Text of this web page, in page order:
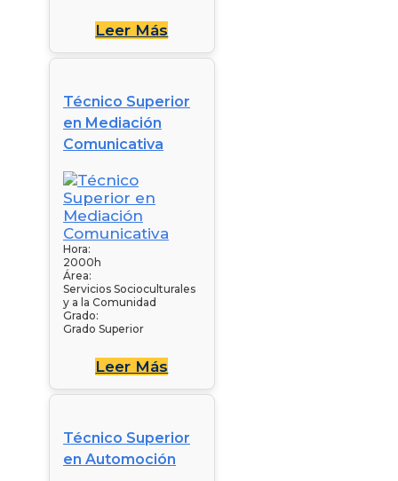
Leer Más
Técnico Superior
en Mediación
Comunicativa
Hora:
2000h
Área:
Servicios Socioculturales
y a la Comunidad
Grado:
Grado Superior
Leer Más
Técnico Superior
en Automoción